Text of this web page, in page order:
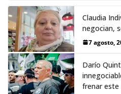
Claudia
negocian,
7 agosto,
Darío
frenar este